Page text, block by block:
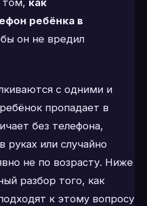
том, как
ребёнка в
он не вредил
с одними и
пропадает в
без телефона,
руках или случайно
не по возрасту. Ниже
разбор того, как
к этому вопросу